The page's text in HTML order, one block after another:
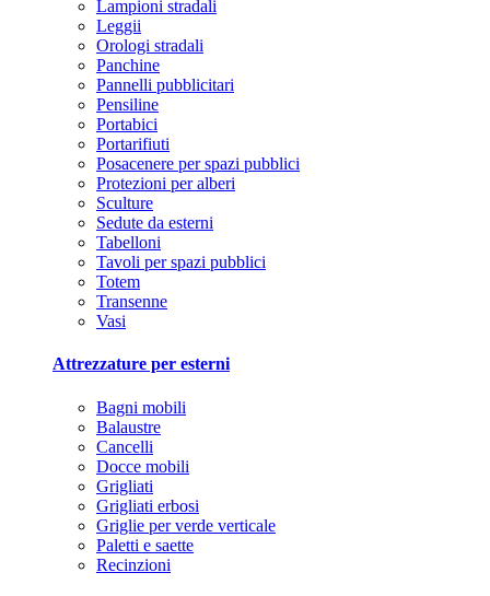
Lampioni stradali
Leggii
Orologi stradali
Panchine
Pannelli pubblicitari
Pensiline
Portabici
Portarifiuti
Posacenere per spazi pubblici
Protezioni per alberi
Sculture
Sedute da esterni
Tabelloni
Tavoli per spazi pubblici
Totem
Transenne
Vasi
Attrezzature per esterni
Bagni mobili
Balaustre
Cancelli
Docce mobili
Grigliati
Grigliati erbosi
Griglie per verde verticale
Paletti e saette
Recinzioni